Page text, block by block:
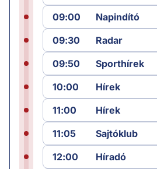
09:00
Napindító
09:30
Radar
09:50
Sporthírek
10:00
Hírek
11:00
Hírek
11:05
Sajtóklub
12:00
Híradó